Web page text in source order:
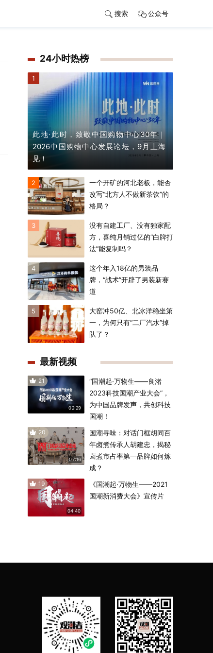
搜索 公众号
24小时热榜
1
此地·此时，致敬中国购物中心30年｜
2026中国购物中心发展论坛，9月上海
见！
2
一个开矿的河北老板，能否
改写“北方人不做新茶饮”的
格局？
3
没有自建工厂、没有独家配
方，喜纯月销过亿的“白牌打
法”能复制吗？
4
这个年入18亿的男装品
牌，“战术”开辟了男装新赛
道
5
大窑冲50亿、北冰洋稳坐第
一，为何只有“二厂汽水”掉
队了？
最新视频
21
02:29
“国潮起·万物生——良渚
2023科技国潮产业大会”，
为中国品牌发声，共创科技
国潮！
20
07:16
国潮寻味：对话门框胡同百
年卤煮传承人胡建忠，揭秘
卤煮市占率第一品牌如何炼
成？
19
04:40
《国潮起·万物生——2021
国潮新消费大会》宣传片